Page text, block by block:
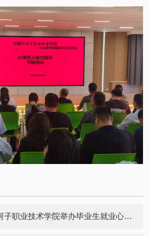
业技术学院举办毕业生就业心理调适专题讲座